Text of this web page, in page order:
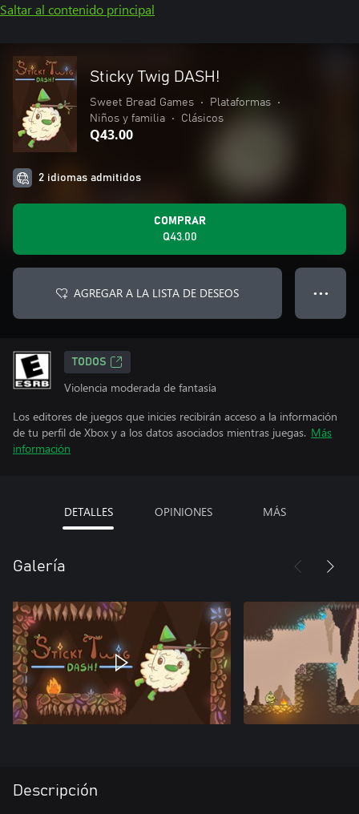
Saltar al contenido principal
Sticky Twig DASH!
Sweet Bread Games • Plataformas
•
Niños y familia
• Clásicos
Q43.00
2 idiomas admitidos
COMPRAR
Q43.00
AGREGAR A LA LISTA DE DESEOS ● ● ●
TODOS
Violencia moderada de fantasía
Los editores de juegos que inicies recibirán acceso a la información
de tu perfil de Xbox y a los datos asociados mientras juegas. Más
información
DETALLES OPINIONES MÁS
Galería
Descripción